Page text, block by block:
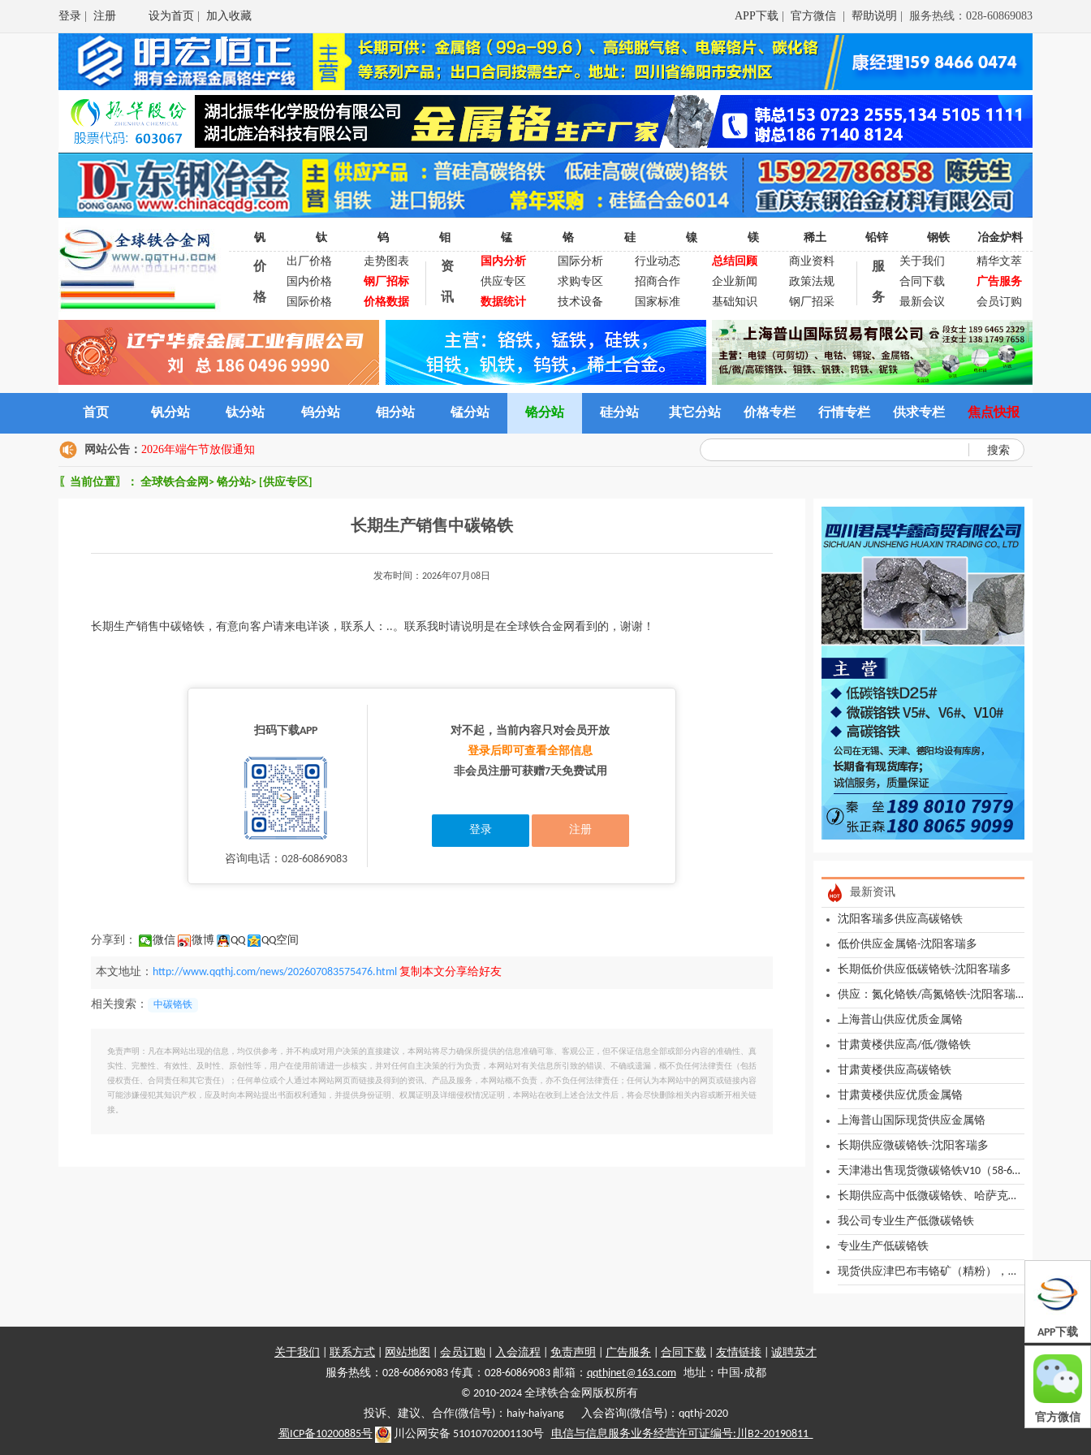
登录 注册 设为首页 加入收藏 APP下载 官方微信 帮助说明 | 服务热线：028-60869083
钒 钛 钨 钼 锰 铬 硅 镍 镁 稀土 铅锌 钢铁 冶金炉料
价
格
出厂价格
走势图表
国内价格
钢厂招标
国际价格
价格数据
资
讯
国内分析 国际分析 行业动态 总结回顾
商业资料
供应专区
求购专区 招商合作 企业新闻
政策法规
数据统计
技术设备 国家标准 基础知识 钢厂招采
服
务
关于我们
精华文萃
合同下载
广告服务
最新会议
会员订购
首页 钒分站 钛分站 钨分站 钼分站 锰分站 铬分站 硅分站 其它分站 价格专栏 行情专栏 供求专栏 焦点快报
网站公告： 2026年端午节放假通知 搜索
〖当前位置〗： 全球铁合金网 > 铬分站> [供应专区]
长期生产销售中碳铬铁
发布时间：2026年07月08日
长期生产销售中碳铬铁，有意向客户请来电详谈，联系人：..。联系我时请说明是在全球铁合金网看到的，谢谢！
扫码下载APP
咨询电话：028-60869083
对不起，当前内容只对会员开放
登录后即可查看全部信息
非会员注册可获赠7天免费试用
登录 注册
分享到： 微信 微博 QQ QQ空间
本文地址： http://www.qqthj.com/news/202607083575476.html 复制本文分享给好友
相关搜索： 中碳铬铁
免责声明：凡在本网站出现的信息，均仅供参考，并不构成对用户决策的直接建议，本网站将尽力确保所提供的信息准确可靠、客观公正，但不保证信息全部或部分内容的准确性、真
实性、完整性、有效性、及时性、原创性等，用户在使用前请进一步核实，并对任何自主决策的行为负责，本网站对有关信息所引致的错误、不确或遗漏，概不负任何法律责任（包括
侵权责任、合同责任和其它责任）；任何单位或个人通过本网站网页而链接及得到的资讯、产品及服务，本网站概不负责，亦不负任何法律责任；任何认为本网站中的网页或链接内容
可能涉嫌侵犯其知识产权，应及时向本网站提出书面权利通知，并提供身份证明、权属证明及详细侵权情况证明，本网站在收到上述合法文件后，将会尽快删除相关内容或断开相关链
接。
最新资讯
沈阳客瑞多供应高碳铬铁
低价供应金属铬-沈阳客瑞多
长期低价供应低碳铬铁-沈阳客瑞多
供应：氮化铬铁/高氮铬铁-沈阳客瑞多
上海普山供应优质金属铬
甘肃黄楼供应高/低/微铬铁
甘肃黄楼供应高碳铬铁
甘肃黄楼供应优质金属铬
上海普山国际现货供应金属铬
长期供应微碳铬铁-沈阳客瑞多
天津港出售现货微碳铬铁V10（58-60）
长期供应高中低微碳铬铁、哈萨克斯坦/印度/津巴布韦高碳铬铁
我公司专业生产低微碳铬铁
专业生产低碳铬铁
现货供应津巴布韦铬矿（精粉），铬46-48%，货在天津港
关于我们 联系方式 网站地图 会员订购 入会流程 免责声明 广告服务 合同下载 友情链接
诚聘英才
服务热线：028-60869083 传真：028-60869083 邮箱： qqthjnet@163.com地址：中国·成都
© 2010-2024 全球铁合金网版权所有
投诉、建议、合作(微信号)：haiy-haiyang 入会咨询(微信号)：qqthj-2020
蜀ICP备10200885号
川公网安备 51010702001130号 电信与信息服务业务经营许可证编号:川B2-20190811
APP下载
官方微信